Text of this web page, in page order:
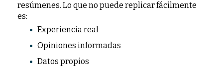
resúmenes. Lo que no puede replicar fácilmente
es:
Experiencia real
Opiniones informadas
Datos propios